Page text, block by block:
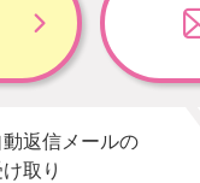
動返信メールの
取り